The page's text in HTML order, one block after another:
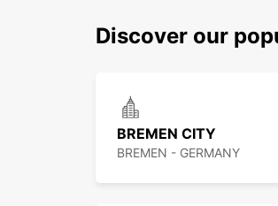
Discover our
BREMEN CITY
BREMEN - GERMANY